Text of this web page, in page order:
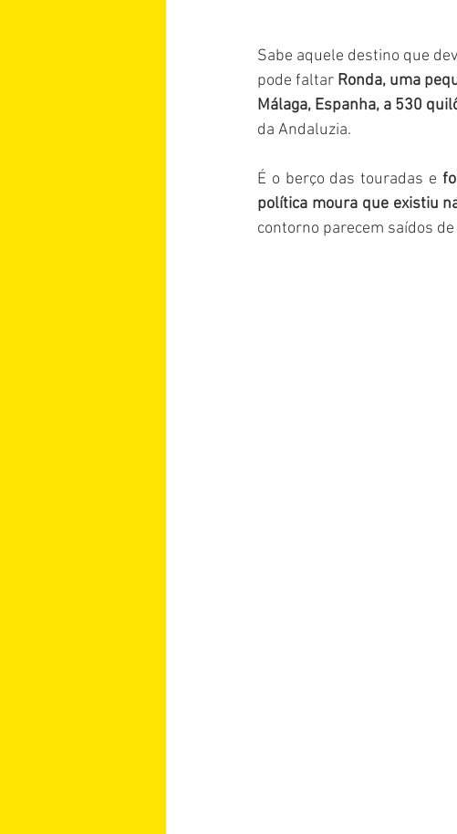
Sabe aquele destino que
pode faltar Ronda, uma
Málaga, Espanha, a 530
da Andaluzia.
É o berço das touradas e
política moura que existiu
contorno parecem saídos